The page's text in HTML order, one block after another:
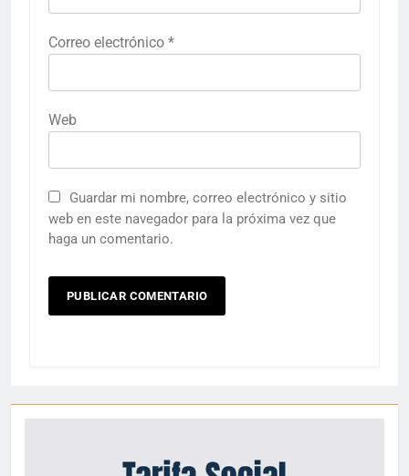
Correo electrónico *
Web
Guardar mi nombre, correo electrónico y sitio
web en este navegador para la próxima vez que
haga un comentario.